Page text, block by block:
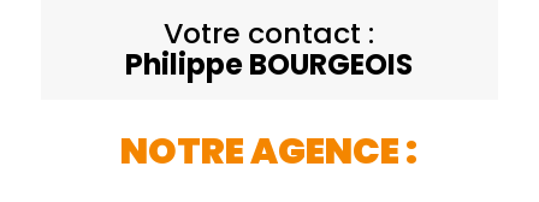
Votre contact :
Philippe BOURGEOIS
NOTRE AGENCE :